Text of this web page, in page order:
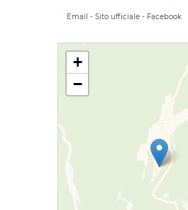
Email - Sito ufficiale - Facebook
+
−